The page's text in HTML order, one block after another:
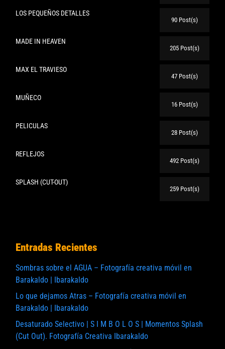
LOS PEQUEÑOS DETALLES
90 Post(s)
MADE IN HEAVEN
205 Post(s)
MAX EL TRAVIESO
47 Post(s)
MUÑECO
16 Post(s)
PELICULAS
28 Post(s)
REFLEJOS
492 Post(s)
SPLASH (CUT-OUT)
259 Post(s)
Entradas Recientes
Sombras sobre el AGUA – Fotografía creativa móvil en
Barakaldo | Ibarakaldo
Lo que dejamos Atras – Fotografía creativa móvil en
Barakaldo | Ibarakaldo
Desaturado Selectivo | S I M B O L O S | Momentos Splash
(Cut Out). Fotografía Creativa Ibarakaldo